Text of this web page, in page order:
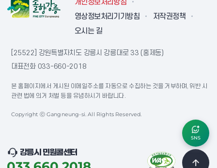
개인정보처리방침
영상정보처리기기방침
저작권정책
오시는 길
[25522] 강원특별자치도 강릉시 강릉대로 33 (홍제동)
대표전화 033-660-2018
본 홈페이지에서 게시된 이메일주소를 자동으로 수집하는 것을 거부하며, 위반 시
관련 법에 의거 처벌 등을 유념하시기 바랍니다.
Copyright ⓒ Gangneung-si. All Rights Reserved.
강릉시 민원콜센터
SNS